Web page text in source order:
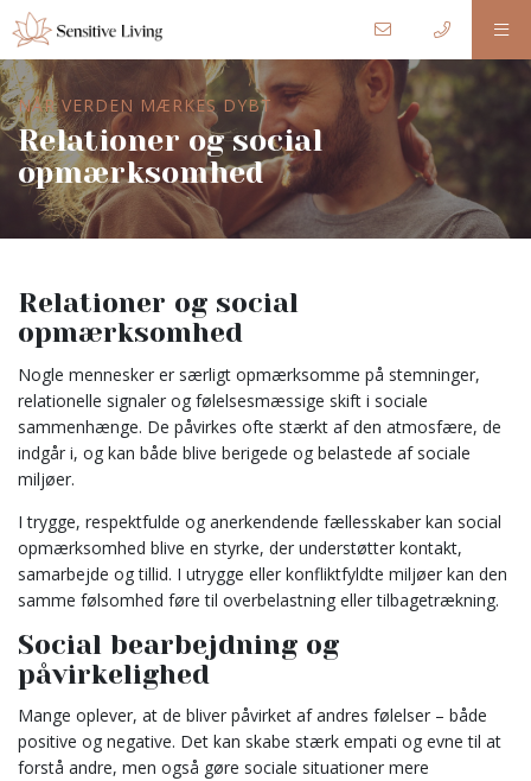
NÅR VERDEN MÆRKES DYBT
Relationer og social
opmærksomhed
Relationer og social
opmærksomhed
Nogle mennesker er særligt opmærksomme på stemninger,
relationelle signaler og følelsesmæssige skift i sociale
sammenhænge. De påvirkes ofte stærkt af den atmosfære, de
indgår i, og kan både blive berigede og belastede af sociale
miljøer.
I trygge, respektfulde og anerkendende fællesskaber kan social
opmærksomhed blive en styrke, der understøtter kontakt,
samarbejde og tillid. I utrygge eller konfliktfyldte miljøer kan den
samme følsomhed føre til overbelastning eller tilbagetrækning.
Social bearbejdning og
påvirkelighed
Mange oplever, at de bliver påvirket af andres følelser – både
positive og negative. Det kan skabe stærk empati og evne til at
forstå andre, men også gøre sociale situationer mere